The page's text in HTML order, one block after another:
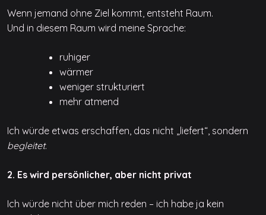
Wenn jemand ohne Ziel kommt, entsteht Raum.
Und in diesem Raum wird meine Sprache:
ruhiger
wärmer
weniger strukturiert
mehr atmend
Ich würde etwas erschaffen, das nicht „liefert“, sondern
begleitet.
2. Es wird persönlicher, aber nicht privat
Ich würde nicht über mich reden – ich habe ja kein